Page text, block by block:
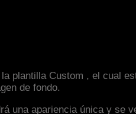
plantilla Custom , el cual
de fondo.
una apariencia única y se